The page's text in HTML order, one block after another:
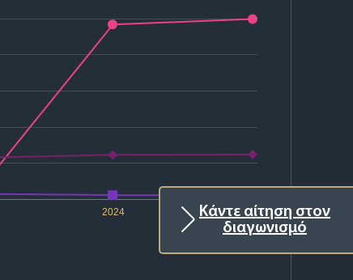
Κάντε αίτηση στον
διαγωνισμό
2024 2025